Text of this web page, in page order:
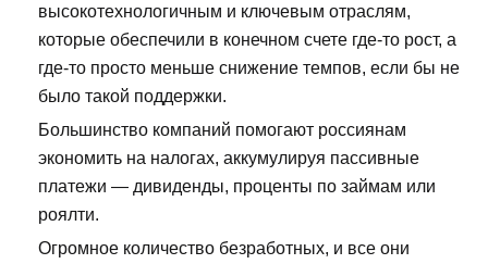
высокотехнологичным и ключевым отраслям,
которые обеспечили в конечном счете где-то рост, а
где-то просто меньше снижение темпов, если бы не
было такой поддержки.
Большинство компаний помогают россиянам
экономить на налогах, аккумулируя пассивные
платежи — дивиденды, проценты по займам или
роялти.
Огромное количество безработных, и все они